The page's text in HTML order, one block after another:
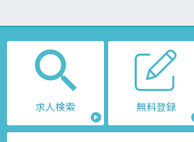
求人検索 無料登録